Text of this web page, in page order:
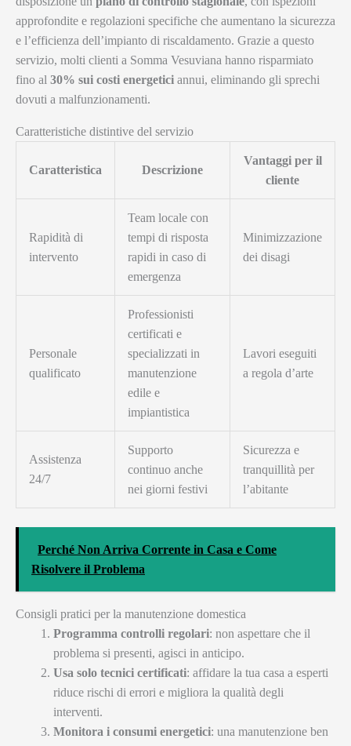
approfondite e regolazioni specifiche che aumentano la sicurezza
e l’efficienza dell’impianto di riscaldamento. Grazie a questo
servizio, molti clienti a Somma Vesuviana hanno risparmiato
fino al 30% sui costi energetici annui, eliminando gli sprechi
dovuti a malfunzionamenti.
Caratteristiche distintive del servizio
Caratteristica Descrizione
Vantaggi per il
cliente
Rapidità di
intervento
Team locale con
tempi di risposta
rapidi in caso di
emergenza
Minimizzazione
dei disagi
Personale
qualificato
Professionisti
certificati e
specializzati in
manutenzione
edile e
impiantistica
Lavori eseguiti
a regola d’arte
Assistenza
24/7
Supporto
continuo anche
nei giorni festivi
Sicurezza e
tranquillità per
l’abitante
Perché Non Arriva Corrente in Casa e Come
Risolvere il Problema
Consigli pratici per la manutenzione domestica
Programma controlli regolari: non aspettare che il
problema si presenti, agisci in anticipo.
Usa solo tecnici certificati: affidare la tua casa a esperti
riduce rischi di errori e migliora la qualità degli
interventi.
Monitora i consumi energetici: una manutenzione ben